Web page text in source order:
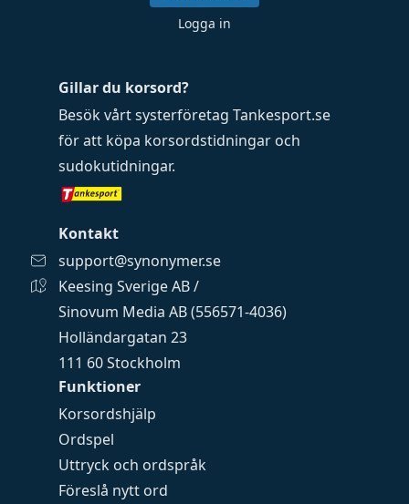
Funktioner
Korsordshjälp
Ordspel
Uttryck och ordspråk
Föreslå nytt ord
Gillar du korsord?
Besök vårt systerföretag Tankesport.se
för att köpa korsordstidningar och
sudokutidningar.
Kontakt
support@synonymer.se
Keesing Sverige AB /
Sinovum Media AB (556571-4036)
Holländargatan 23
111 60 Stockholm
Logga in